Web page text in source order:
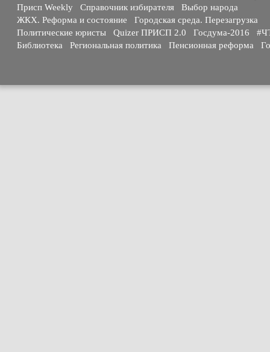
Присп Weekly
Справочник избирателя
Выбор народа
ЖКХ. Реформа и состояние
Городская среда. Перезагрузка
Политические юристы
Quizer ПРИСП 2.0 Госдума-2016
Библиотека
Региональная политика Пенсионная реформа